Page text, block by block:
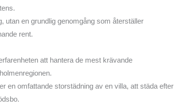
utan en grundlig genomgång som återställer
rent.
att hantera de mest krävande
en omfattande storstädning av en villa, att städa efter